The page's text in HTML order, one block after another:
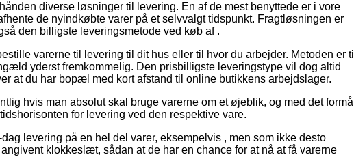
diverse løsninger til levering. En af de mest benyttede er i vore
de nyindkøbte varer på et selvvalgt tidspunkt. Fragtløsningen er
den billigste leveringsmetode ved køb af .
varerne til levering til dit hus eller til hvor du arbejder. Metoden er til
yderst fremkommelig. Den prisbilligste leveringstype vil dog altid
at du har bopæl med kort afstand til online butikkens arbejdslager.
hvis man absolut skal bruge varerne om et øjeblik, og med det formål
for levering ved den respektive vare.
levering på en hel del varer, eksempelvis , men som ikke desto
klokkeslæt, sådan at de har en chance for at nå at få varerne